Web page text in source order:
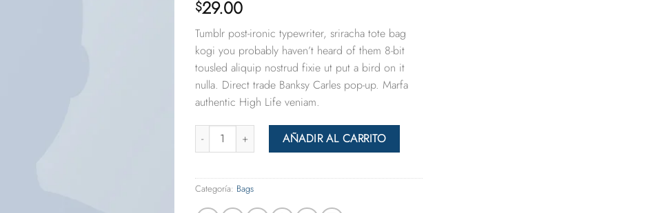
Valorado
con3.50
base a
2
valoraciones
de
clientes
$29.00
Tumblr post-ironic typewriter, sriracha tote bag
kogi you probably haven’t heard of them 8-bit
tousled aliquip nostrud fixie ut put a bird on it
nulla. Direct trade Banksy Carles pop-up. Marfa
authentic High Life veniam.
Cantidad AÑADIR AL CARRITO
Categoría: Bags